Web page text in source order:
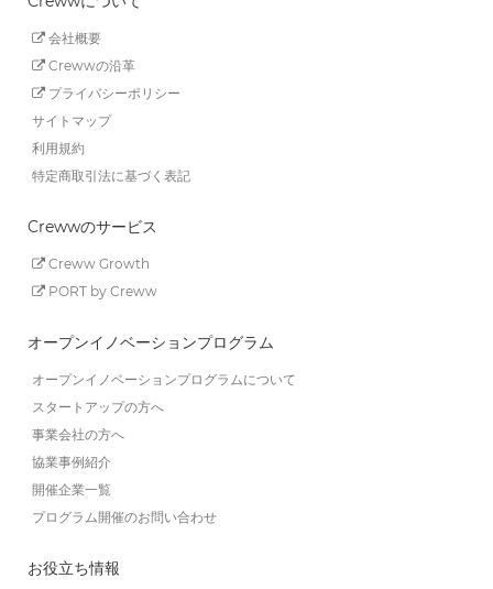
会社概要
Crewwの沿革
プライバシーポリシー
サイトマップ
利用規約
特定商取引法に基づく表記
Crewwのサービス
Creww Growth
PORT by Creww
オープンイノベーションプログラム
オープンイノベーションプログラムについて
スタートアップの方へ
事業会社の方へ
協業事例紹介
開催企業一覧
プログラム開催のお問い合わせ
お役立ち情報